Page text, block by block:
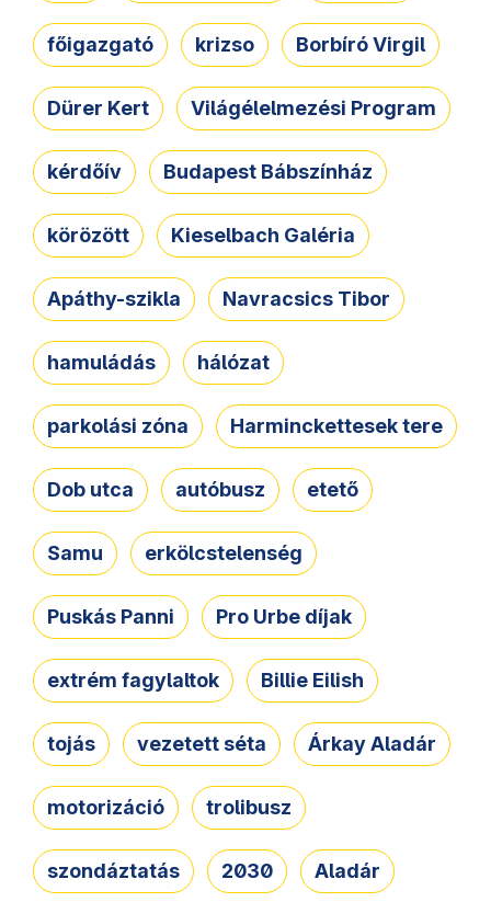
főigazgató krizso Borbíró Virgil
Dürer Kert Világélelmezési Program
kérdőív Budapest Bábszínház
körözött Kieselbach Galéria
Apáthy-szikla Navracsics Tibor
hamuládás hálózat
parkolási zóna Harminckettesek tere
Dob utca autóbusz etető
Samu erkölcstelenség
Puskás Panni Pro Urbe díjak
extrém fagylaltok Billie Eilish
tojás vezetett séta Árkay Aladár
motorizáció trolibusz
szondáztatás 2030 Aladár